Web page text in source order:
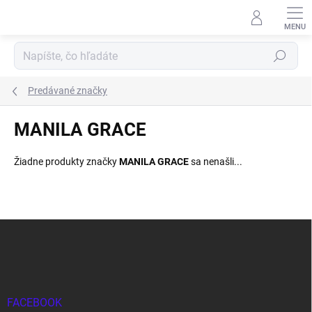
Hľadať
Predávané značky
MANILA GRACE
Žiadne produkty značkyMANILA GRACEsa nenašli...
FACEBOOK